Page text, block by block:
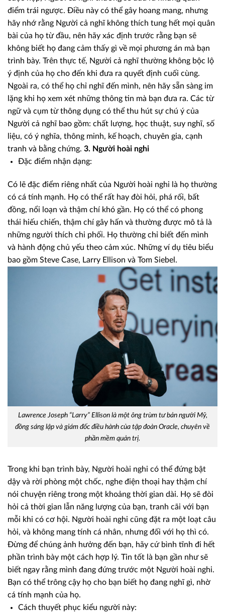
điểm trái ngược. Điều này có thể gây hoang mang, nhưng
hãy nhớ rằng Người cả nghĩ không thích tung hết mọi quân
bài của họ từ đầu, nên hãy xác định trước rằng bạn sẽ
không biết họ đang cảm thấy gì về mọi phương án mà bạn
trình bày. Trên thực tế, Người cả nghĩ thường không bộc lộ
ý định của họ cho đến khi đưa ra quyết định cuối cùng.
Ngoài ra, có thể họ chỉ nghĩ đến mình, nên hãy sẵn sàng im
lặng khi họ xem xét những thông tin mà bạn đưa ra. Các từ
ngữ và cụm từ thông dụng có thể thu hút sự chú ý của
Người cả nghĩ bao gồm: chất lượng, học thuật, suy nghĩ, số
liệu, có ý nghĩa, thông minh, kế hoạch, chuyên gia, cạnh
tranh và bằng chứng. 3. Người hoài nghi
Đặc điểm nhận dạng:
Có lẽ đặc điểm riêng nhất của Người hoài nghi là họ thường
có cá tính mạnh. Họ có thể rất hay đòi hỏi, phá rối, bất
đồng, nổi loạn và thậm chí khó gần. Họ có thể có phong
thái hiếu chiến, thậm chí gây hấn và thường được mô tả là
những người thích chi phối. Họ thường chỉ biết đến mình
và hành động chủ yếu theo cảm xúc. Những ví dụ tiêu biểu
bao gồm Steve Case, Larry Ellison và Tom Siebel.
Lawrence Joseph “Larry” Ellison là một ông trùm tư bản người Mỹ,
đồng sáng lập và giám đốc điều hành của tập đoàn Oracle, chuyên về
phần mềm quản trị.
Trong khi bạn trình bày, Người hoài nghi có thể đứng bật
dậy và rời phòng một chốc, nghe điện thoại hay thậm chí
nói chuyện riêng trong một khoảng thời gian dài. Họ sẽ đòi
hỏi cả thời gian lẫn năng lượng của bạn, tranh cãi với bạn
mỗi khi có cơ hội. Người hoài nghi cũng đặt ra một loạt câu
hỏi, và không mang tính cá nhân, nhưng đối với họ thì có.
Đừng để chúng ảnh hưởng đến bạn, hãy cứ bình tĩnh đi hết
phần trình bày một cách hợp lý. Tin tốt là bạn gần như sẽ
biết ngay rằng mình đang đứng trước một Người hoài nghi.
Bạn có thể trông cậy họ cho bạn biết họ đang nghĩ gì, nhờ
cá tính mạnh của họ.
Cách thuyết phục kiểu người này: